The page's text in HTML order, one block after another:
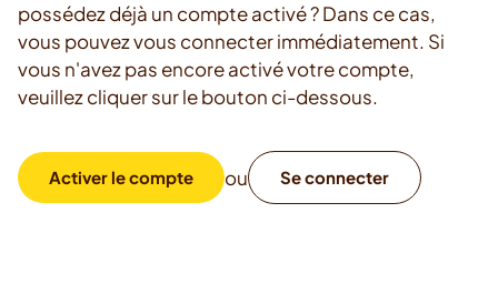
possédez déjà un compte activé ? Dans ce cas,
vous pouvez vous connecter immédiatement. Si
vous n'avez pas encore activé votre compte,
veuillez cliquer sur le bouton ci-dessous.
Activer le compte ou Se connecter